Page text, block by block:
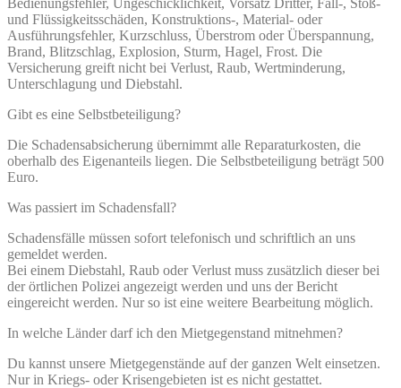
und Flüssigkeitsschäden, Konstruktions-, Material- oder
Ausführungsfehler, Kurzschluss, Überstrom oder Überspannung,
Brand, Blitzschlag, Explosion, Sturm, Hagel, Frost. Die
Versicherung greift nicht bei Verlust, Raub, Wertminderung,
Unterschlagung und Diebstahl.
Gibt es eine Selbstbeteiligung?
Die Schadensabsicherung übernimmt alle Reparaturkosten, die
oberhalb des Eigenanteils liegen. Die Selbstbeteiligung beträgt 500
Euro.
Was passiert im Schadensfall?
Schadensfälle müssen sofort telefonisch und schriftlich an uns
gemeldet werden.
Bei einem Diebstahl, Raub oder Verlust muss zusätzlich dieser bei
der örtlichen Polizei angezeigt werden und uns der Bericht
eingereicht werden. Nur so ist eine weitere Bearbeitung möglich.
In welche Länder darf ich den Mietgegenstand mitnehmen?
Du kannst unsere Mietgegenstände auf der ganzen Welt einsetzen.
Nur in Kriegs- oder Krisengebieten ist es nicht gestattet.